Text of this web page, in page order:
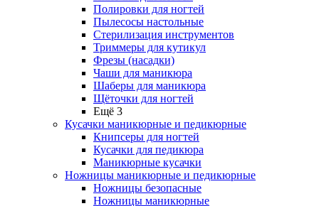
Полировки для ногтей
Пылесосы настольные
Стерилизация инструментов
Триммеры для кутикул
Фрезы (насадки)
Чаши для маникюра
Шаберы для маникюра
Щёточки для ногтей
Ещё 3
Кусачки маникюрные и педикюрные
Книпсеры для ногтей
Кусачки для педикюра
Маникюрные кусачки
Ножницы маникюрные и педикюрные
Ножницы безопасные
Ножницы маникюрные